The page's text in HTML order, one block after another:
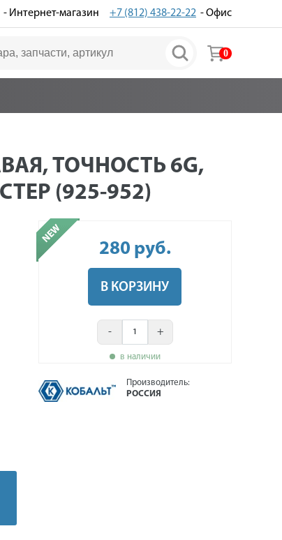
- Интернет-магазин +7 (812) 438-22-22 - Офис
0
ТОЧНОСТЬ 6G,
(925-952)
280 руб.
В КОРЗИНУ
- +
в наличии
Производитель:
РОССИЯ